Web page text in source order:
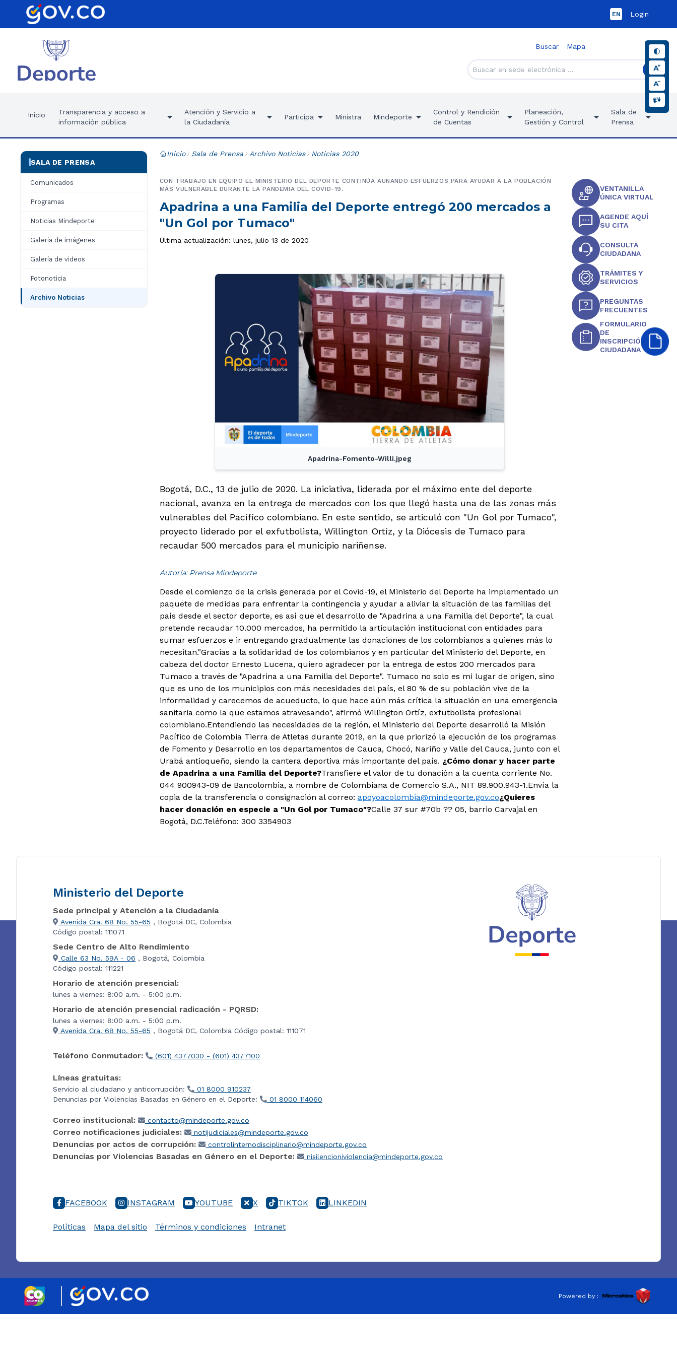
EN Login
Buscar Mapa
Inicio
Transparencia y acceso a
información pública
Atención y Servicio a
la Ciudadanía
Participa Ministra Mindeporte
Control y Rendición
de Cuentas
Planeación,
Gestión y Control
Sala de
Prensa
SALA DE PRENSA
Comunicados
Programas
Noticias Mindeporte
Galería de imágenes
Galería de videos
Fotonoticia
Archivo Noticias
Inicio Sala de Prensa Archivo Noticias Noticias 2020
Apadrina a una Familia del Deporte entregó 200 mercados a
"Un Gol por Tumaco"
CON TRABAJO EN EQUIPO EL MINISTERIO DEL DEPORTE CONTINÚA AUNANDO ESFUERZOS PARA AYUDAR A LA POBLACIÓN
MÁS VULNERABLE DURANTE LA PANDEMIA DEL COVID-19.
Última actualización: lunes, julio 13 de 2020
Apadrina-Fomento-Willi.jpeg
Bogotá, D.C., 13 de julio de 2020. La iniciativa, liderada por el máximo ente del deporte
nacional, avanza en la entrega de mercados con los que llegó hasta una de las zonas más
vulnerables del Pacífico colombiano. En este sentido, se articuló con "Un Gol por Tumaco",
proyecto liderado por el exfutbolista, Willington Ortíz, y la Diócesis de Tumaco para
recaudar 500 mercados para el municipio nariñense.
Autoría: Prensa Mindeporte
Desde el comienzo de la crisis generada por el Covid-19, el Ministerio del Deporte ha implementado un
paquete de medidas para enfrentar la contingencia y ayudar a aliviar la situación de las familias del
país desde el sector deporte, es así que el desarrollo de "Apadrina a una Familia del Deporte", la cual
pretende recaudar 10.000 mercados, ha permitido la articulación institucional con entidades para
sumar esfuerzos e ir entregando gradualmente las donaciones de los colombianos a quienes más lo
necesitan."Gracias a la solidaridad de los colombianos y en particular del Ministerio del Deporte, en
cabeza del doctor Ernesto Lucena, quiero agradecer por la entrega de estos 200 mercados para
Tumaco a través de "Apadrina a una Familia del Deporte". Tumaco no solo es mi lugar de origen, sino
que es uno de los municipios con más necesidades del país, el 80 % de su población vive de la
informalidad y carecemos de acueducto, lo que hace aún más crítica la situación en una emergencia
sanitaria como la que estamos atravesando", afirmó Willington Ortíz, exfutbolista profesional
colombiano.Entendiendo las necesidades de la región, el Ministerio del Deporte desarrolló la Misión
Pacífico de Colombia Tierra de Atletas durante 2019, en la que priorizó la ejecución de los programas
de Fomento y Desarrollo en los departamentos de Cauca, Chocó, Nariño y Valle del Cauca, junto con el
Urabá antioqueño, siendo la cantera deportiva más importante del país. ¿Cómo donar y hacer parte
de Apadrina a una Familia del Deporte?Transfiere el valor de tu donación a la cuenta corriente No.
044 900943-09 de Bancolombia, a nombre de Colombiana de Comercio S.A., NIT 89.900.943-1.Envía la
copia de la transferencia o consignación al correo: apoyoacolombia@mindeporte.gov.co¿Quieres
hacer donación en especie a "Un Gol por Tumaco"?Calle 37 sur #70b ?? 05, barrio Carvajal en
Bogotá, D.C.Teléfono: 300 3354903
VENTANILLA
ÚNICA VIRTUAL
AGENDE AQUÍ
SU CITA
CONSULTA
CIUDADANA
TRÁMITES Y
SERVICIOS
PREGUNTAS
FRECUENTES
FORMULARIO
DE
INSCRIPCIÓN
CIUDADANA
Ministerio del Deporte
Sede principal y Atención a la Ciudadanía
Avenida Cra. 68 No. 55-65 , Bogotá DC, Colombia
Código postal: 111071
Sede Centro de Alto Rendimiento
Calle 63 No. 59A - 06 , Bogotá, Colombia
Código postal: 111221
Horario de atención presencial:
lunes a viernes: 8:00 a.m. - 5:00 p.m.
Horario de atención presencial radicación - PQRSD:
lunes a viernes: 8:00 a.m. - 5:00 p.m.
Avenida Cra. 68 No. 55-65 , Bogotá DC, Colombia Código postal: 111071
Teléfono Conmutador: (601) 4377030 - (601) 4377100
Líneas gratuitas:
Servicio al ciudadano y anticorrupción:
01 8000 910237
Denuncias por Violencias Basadas en Género en el Deporte:
01 8000 114060
Correo institucional: contacto@mindeporte.gov.co
Correo notificaciones judiciales: notijudiciales@mindeporte.gov.co
Denuncias por actos de corrupción: controlinternodisciplinario@mindeporte.gov.co
Denuncias por Violencias Basadas en Género en el Deporte: nisilencioniviolencia@mindeporte.gov.co
FACEBOOK INSTAGRAM YOUTUBE X TIKTOK LINKEDIN
Políticas Mapa del sitio Términos y condiciones Intranet
Powered by :